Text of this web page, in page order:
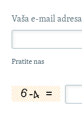
Vaša e-mail adresa
Pratite nas